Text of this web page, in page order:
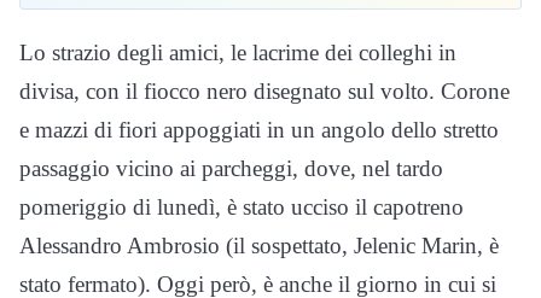
Lo strazio degli amici, le lacrime dei colleghi in
divisa, con il fiocco nero disegnato sul volto. Corone
e mazzi di fiori appoggiati in un angolo dello stretto
passaggio vicino ai parcheggi, dove, nel tardo
pomeriggio di lunedì, è stato ucciso il capotreno
Alessandro Ambrosio (il sospettato, Jelenic Marin, è
stato fermato). Oggi però, è anche il giorno in cui si